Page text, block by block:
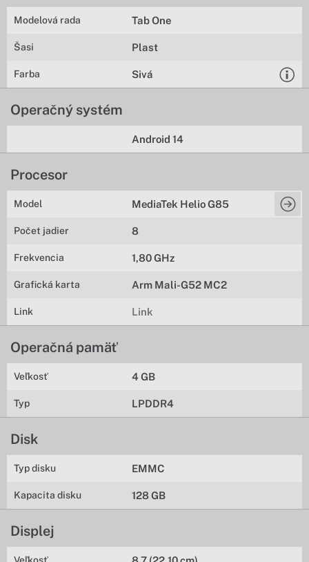
Modelová rada Tab One
Šasi Plast
Farba Sivá
Operačný systém
Android 14
Procesor
Model MediaTek Helio G85
Počet jadier 8
Frekvencia 1,80 GHz
Grafická karta Arm Mali-G52 MC2
Link Link
Operačná pamäť
Veľkosť 4 GB
Typ LPDDR4
Disk
Typ disku EMMC
Kapacita disku 128 GB
Displej